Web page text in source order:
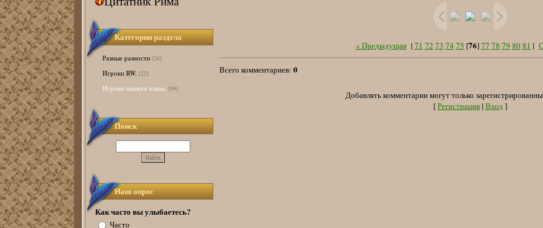
Категории раздела
Разные разности [26]
Игроки RW. [22]
Игроки нашего клана. [99]
Поиск
Наш опрос
Как часто вы улыбаетесь?
Часто
« Предыдущая| 71 72 73 7475 [76]77 78 79 8081 |
Всего комментариев: 0
Добавлять комментарии могут только
[Регистрация | Вход ]